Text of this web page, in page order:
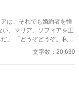
は、それでも婚約者を憎
、マリア。ソフィアを正
」 「どうぞどうぞ。私は
のソフィアを祝福した。
歩み寄っていた。
文字数：20,630